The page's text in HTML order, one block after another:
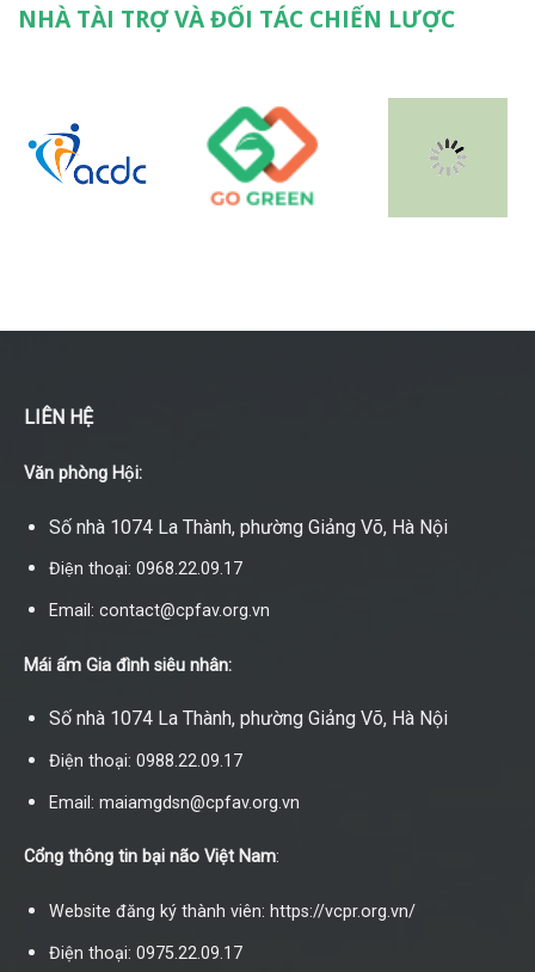
NHÀ TÀI TRỢ VÀ ĐỐI TÁC CHIẾN LƯỢC
LIÊN HỆ
Văn phòng Hội:
Số nhà 1074 La Thành, phường Giảng Võ, Hà Nội
Điện thoại: 0968.22.09.17
Email: contact@cpfav.org.vn
Mái ấm Gia đình siêu nhân:
Số nhà 1074 La Thành, phường Giảng Võ, Hà Nội
Điện thoại: 0988.22.09.17
Email: maiamgdsn@cpfav.org.vn
Cổng thông tin bại não Việt Nam:
Website đăng ký thành viên: https://vcpr.org.vn/
Điện thoại: 0975.22.09.17